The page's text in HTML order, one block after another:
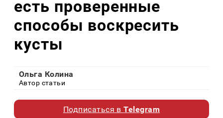
есть проверенные
способы воскресить
кусты
Ольга Колина
Автор статьи
Подписаться вTelegram